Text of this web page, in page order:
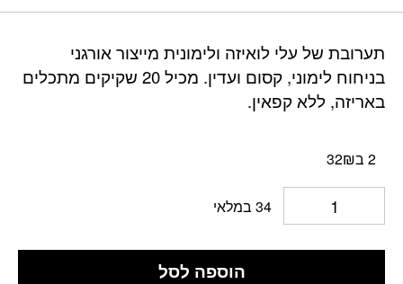
תערובת של עלי לואיזה ולימונית מייצור אורגני
בניחוח לימוני, קסום ועדין. מכיל 20 שקיקים מתכלים
באריזה, ללא קפאין.
2 ב32₪
34 במלאי
הוספה לסל